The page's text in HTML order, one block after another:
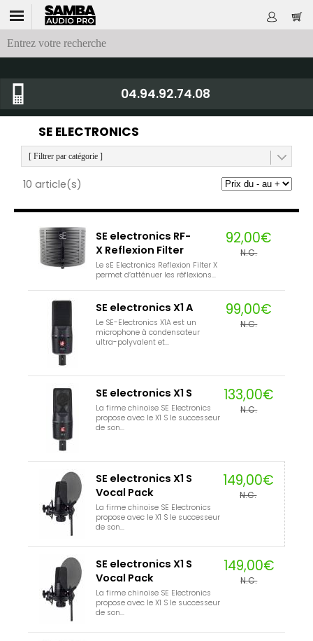
04.94.92.74.08
SE ELECTRONICS
[ Filtrer par catégorie ]
10 article(s)
SE electronics RF-
X Reflexion Filter
Le sE Electronics Reflexion Filter X
permet d’atténuer les réflexions...
92,00€
N.C.
SE electronics X1 A
Le SE-Electronics X1A est un
microphone à condensateur
ultra-polyvalent et...
99,00€
N.C.
SE electronics X1 S
La firme chinoise SE Electronics
propose avec le X1 S le successeur
de son...
133,00€
N.C.
SE electronics X1 S
Vocal Pack
La firme chinoise SE Electronics
propose avec le X1 S le successeur
de son...
149,00€
N.C.
SE electronics X1 S
Vocal Pack
La firme chinoise SE Electronics
propose avec le X1 S le successeur
de son...
149,00€
N.C.